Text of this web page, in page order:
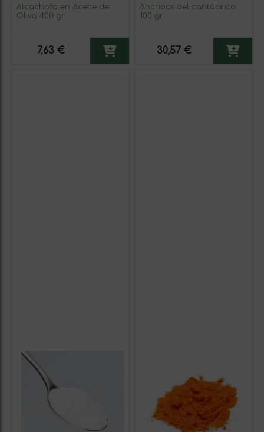
Alcachofa en Aceite de
Oliva 400 gr
7,63 €
Anchoas del cantábrico
100 gr
30,57 €